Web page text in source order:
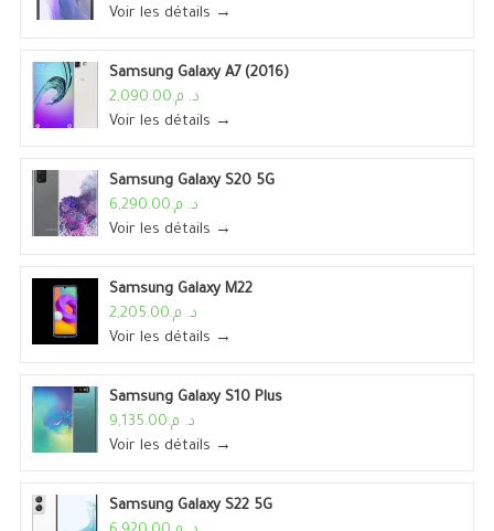
Voir les détails →
Samsung Galaxy A7 (2016)
د. م.2,090.00
Voir les détails →
Samsung Galaxy S20 5G
د. م.6,290.00
Voir les détails →
Samsung Galaxy M22
د. م.2,205.00
Voir les détails →
Samsung Galaxy S10 Plus
د. م.9,135.00
Voir les détails →
Samsung Galaxy S22 5G